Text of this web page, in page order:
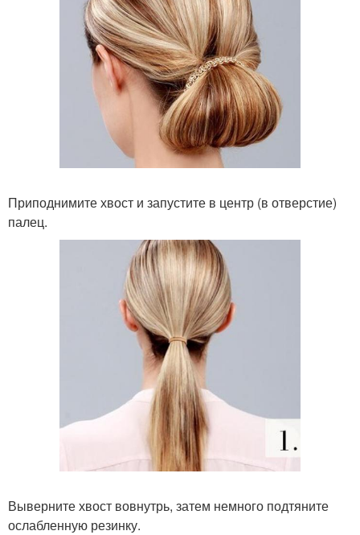
Приподнимите хвост и запустите в центр (в отверстие)
палец.
Выверните хвост вовнутрь, затем немного подтяните
ослабленную резинку.